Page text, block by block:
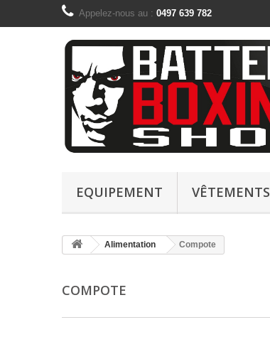
Appelez-nous au : 0497 639 782
EQUIPEMENT VÊTEMENTS
Alimentation Compote
COMPOTE